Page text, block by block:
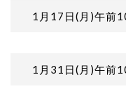
1月17日(月)午前
1月31日(月)午前